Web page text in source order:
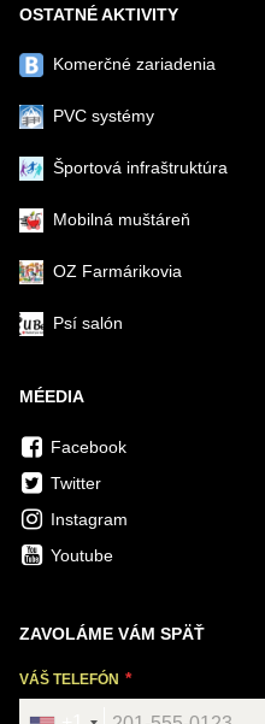
OSTATNÉ AKTIVITY
Komerčné zariadenia
PVC systémy
Športová infraštruktúra
Mobilná muštáreň
OZ Farmárikovia
Psí salón
MÉEDIA
Facebook
Twitter
Instagram
Youtube
ZAVOLÁME VÁM SPÄŤ
VÁŠ TELEFÓN